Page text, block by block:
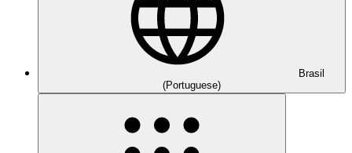
Brasil
(Portuguese)